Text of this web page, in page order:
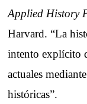
Applied History
Harvard. “La
intento explícito
actuales
históricas”.